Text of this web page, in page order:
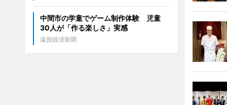
中間市の学童でゲーム制作体験 児童
30人が「作る楽しさ」実感
遠賀経済新聞